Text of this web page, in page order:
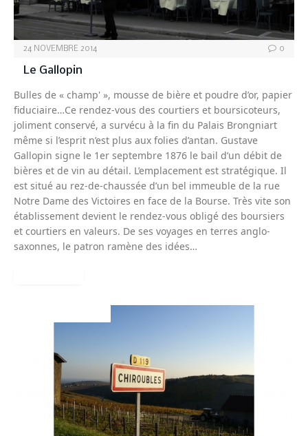
24 NOVEMBRE 2014 0
Le Gallopin
Bulles de « champ' », mousse de bière et poudre d’or, papier
fiduciaire…Ce rendez-vous des courtiers et boursicoteurs,
joliment conservé, a survécu à la fin du Palais Brongniart
même si l’esprit n’est plus aux folies d’antan. Gustave
Gallopin signe le 1er septembre 1876 le bail d’un débit de
bières et de vin au détail. L’emplacement est stratégique. Il
est situé au rez-de-chaussée d’un bel immeuble de la rue
Notre Dame des Victoires en face de la Bourse. Très vite son
établissement devient le rendez-vous obligé des boursiers
et courtiers en valeurs. De ses voyages en terres anglo-
saxonnes, le patron ramène des idées…